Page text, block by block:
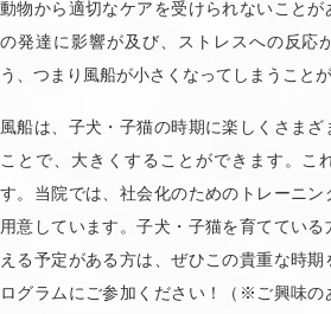
動物から適切なケアを受けられないことが
の発達に影響が及び、ストレスへの反応
う、つまり風船が小さくなってしまうこと
風船は、子犬・子猫の時期に楽しくさまざ
ことで、大きくすることができます。こ
す。当院では、社会化のためのトレーニン
用意しています。子犬・子猫を育てている
える予定がある方は、ぜひこの貴重な時
ログラムにご参加ください！（※ご興味の